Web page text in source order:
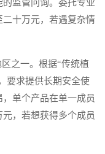
监管问询。委托专业
十万元，若遇复杂情
之一。根据“传统植
要求提供长期安全使
单个产品在单一成员
，若想获得多个成员